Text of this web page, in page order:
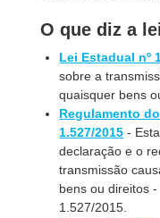
O que diz a
Lei Estadual nº
sobre a
quaisquer bens
Regulamento
1.527/2015 -
declaração e o
transmissão
bens ou direitos
1.527/2015.